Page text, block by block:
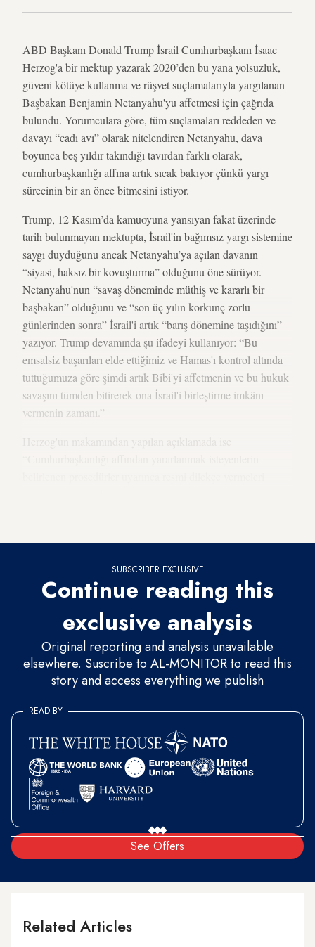
ABD Başkanı Donald Trump İsrail Cumhurbaşkanı İsaac
Herzog'a bir mektup yazarak 2020’den bu yana yolsuzluk,
güveni kötüye kullanma ve rüşvet suçlamalarıyla yargılanan
Başbakan Benjamin Netanyahu'yu affetmesi için çağrıda
bulundu. Yorumculara göre, tüm suçlamaları reddeden ve
davayı “cadı avı” olarak nitelendiren Netanyahu, dava
boyunca beş yıldır takındığı tavırdan farklı olarak,
cumhurbaşkanlığı affına artık sıcak bakıyor çünkü yargı
sürecinin bir an önce bitmesini istiyor.
Trump, 12 Kasım’da kamuoyuna yansıyan fakat üzerinde
tarih bulunmayan mektupta, İsrail'in bağımsız yargı sistemine
saygı duyduğunu ancak Netanyahu’ya açılan davanın
“siyasi, haksız bir kovuşturma” olduğunu öne sürüyor.
Netanyahu'nun “savaş döneminde müthiş ve kararlı bir
başbakan” olduğunu ve “son üç yılın korkunç zorlu
günlerinden sonra” İsrail'i artık “barış dönemine taşıdığını”
yazıyor. Trump devamında şu ifadeyi kullanıyor: “Bu
emsalsiz başarıları elde ettiğimiz ve Hamas'ı kontrol altında
tuttuğumuza göre şimdi artık Bibi'yi affetmenin ve bu hukuk
savaşını tümden bitirerek ona İsrail'i birleştirme imkânı
vermenin zamanı.”
SUBSCRIBER EXCLUSIVE
Continue reading this
exclusive analysis
Original reporting and analysis unavailable
elsewhere. Suscribe to AL-MONITOR to read this
story and access everything we publish
See Offers
READ BY
Related Articles